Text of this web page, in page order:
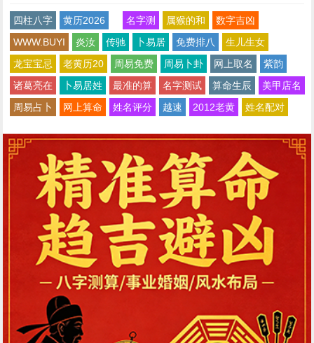
四柱八字 黄历2026 名字测 属猴的和
数字吉凶
WWW.BUYI
炎汝 传驰 卜易居 免费排八
生儿生女
龙宝宝忌
老黄历20 周易免费 周易卜卦 网上取名
紫韵
诸葛亮在
卜易居姓 最准的算 名字测试 算命生辰
美甲店名
周易占卜
网上算命 姓名评分 越速 2012老黄 姓名配对